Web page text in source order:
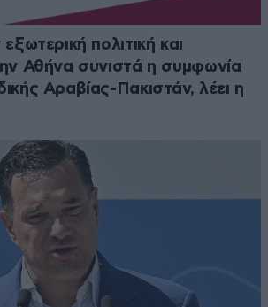
πολιτική και
Αθήνα συνιστά η συμφωνία
Αραβίας-Πακιστάν, λέει η